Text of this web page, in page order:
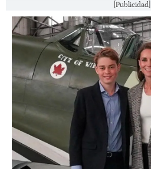
[Publicidad]